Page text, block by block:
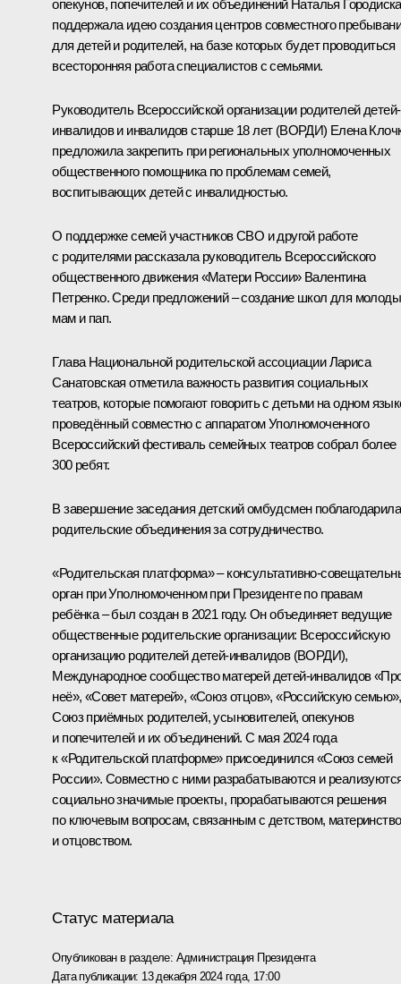
опекунов, попечителей и их объединений Наталья
поддержала идею создания центров совместного
для детей и родителей, на базе которых будет проводиться
всесторонняя работа специалистов с семьями.
Руководитель Всероссийской организации родителей детей-
инвалидов и инвалидов старше 18 лет (ВОРДИ) Елена
предложила закрепить при региональных уполномоченных
общественного помощника по проблемам семей,
воспитывающих детей с инвалидностью.
О поддержке семей участников СВО и другой работе
с родителями рассказала руководитель Всероссийского
общественного движения «Матери России» Валентина
Петренко. Среди предложений – создание школ для
мам и пап.
Глава Национальной родительской ассоциации Лариса
Санатовская отметила важность развития социальных
театров, которые помогают говорить с детьми на одном
проведённый совместно с аппаратом Уполномоченного
Всероссийский фестиваль семейных театров собрал более
300 ребят.
В завершение заседания детский омбудсмен поблагодарила
родительские объединения за сотрудничество.
«Родительская платформа» – консультативно-
орган при Уполномоченном при Президенте по правам
ребёнка – был создан в 2021 году. Он объединяет ведущие
общественные родительские организации: Всероссийскую
организацию родителей детей-инвалидов (ВОРДИ),
Международное сообщество матерей детей-инвалидов
неё», «Совет матерей», «Союз отцов», «Российскую семью»,
Союз приёмных родителей, усыновителей, опекунов
и попечителей и их объединений. С мая 2024 года
к «Родительской платформе» присоединился «Союз семей
России». Совместно с ними разрабатываются и
социально значимые проекты, прорабатываются решения
по ключевым вопросам, связанным с детством,
и отцовством.
Статус материала
Опубликован в разделе: Администрация Президента
Дата публикации: 13 декабря 2024 года, 17:00